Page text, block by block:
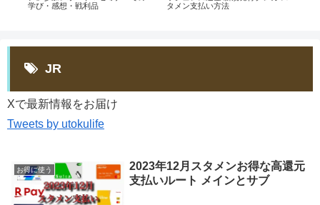
学び・感想・戦利品
タメン支払い方法
JR
Xで最新情報をお届け
Tweets by utokulife
お得に使う
2023年12月スタメンお得な高還元
支払いルート メインとサブ